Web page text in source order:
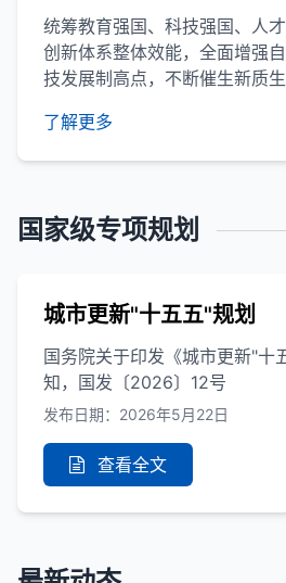
统筹教育强国、科技强国、人
创新体系整体效能，全面增强
技发展制高点，不断催生新质生
了解更多
国家级专项规划
城市更新"十五五"规划
国务院关于印发《城市更新"十
知，国发〔2026〕12号
发布日期：2026年5月22日
查看全文